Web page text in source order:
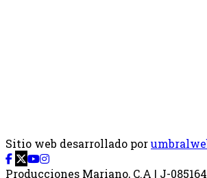
Sitio web desarrollado por
Producciones Mariano, C.A | J-